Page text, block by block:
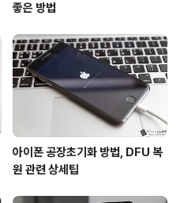
좋은 방법
아이폰 공장초기화 방법, DFU 복
원 관련 상세팁